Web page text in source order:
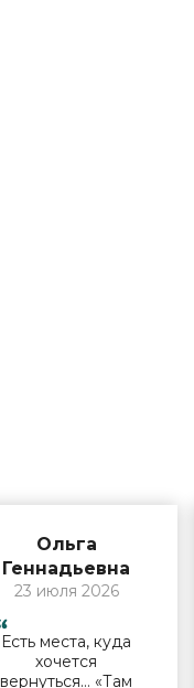
Ольга
Геннадьевна
23 июля 2026
Есть места, куда
хочется
вернуться… «Там